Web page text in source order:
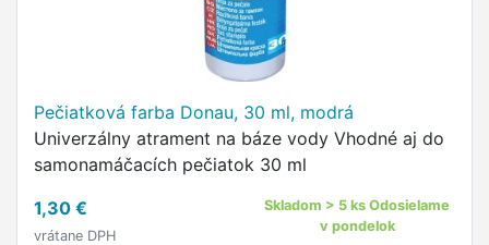
Pečiatková farba Donau, 30 ml, modrá
Univerzálny atrament na báze vody Vhodné aj do
samonamáčacích pečiatok 30 ml
1,30 €
vrátane DPH
Skladom > 5 ks Odosielame
v pondelok